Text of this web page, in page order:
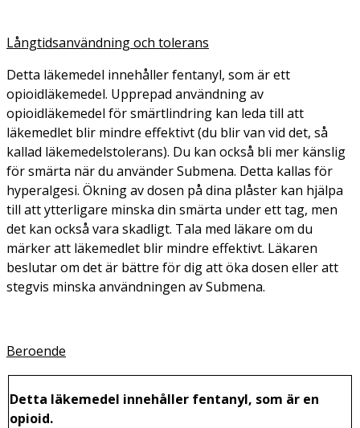
Långtidsanvändning och tolerans
Detta läkemedel innehåller fentanyl, som är ett
opioidläkemedel. Upprepad användning av
opioidläkemedel för smärtlindring kan leda till att
läkemedlet blir mindre effektivt (du blir van vid det, så
kallad läkemedelstolerans). Du kan också bli mer känslig
för smärta när du använder Submena. Detta kallas för
hyperalgesi. Ökning av dosen på dina plåster kan hjälpa
till att ytterligare minska din smärta under ett tag, men
det kan också vara skadligt. Tala med läkare om du
märker att läkemedlet blir mindre effektivt. Läkaren
beslutar om det är bättre för dig att öka dosen eller att
stegvis minska användningen av Submena.
Beroende
Detta läkemedel innehåller fentanyl, som är en
opioid.